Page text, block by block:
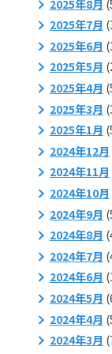
2025年8月
2025年7月
2025年6月
2025年5月
2025年4月
2025年3月
2025年1月
2024年12月
2024年11月
2024年10月
2024年9月
2024年8月
2024年7月
2024年6月
2024年5月
2024年4月
2024年3月